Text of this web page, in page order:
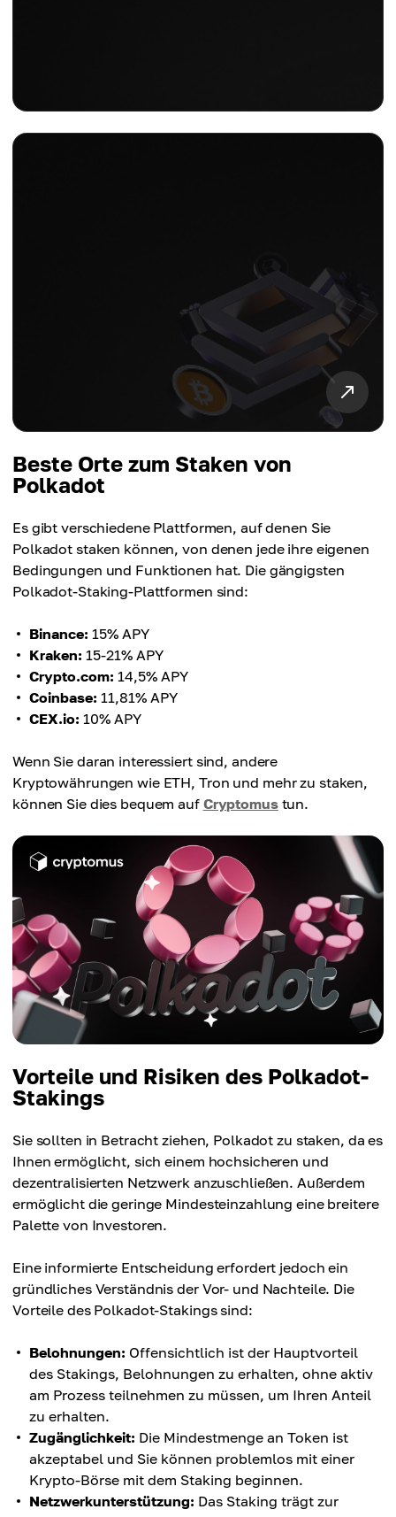
Beste Orte zum Staken von
Polkadot
Es gibt verschiedene Plattformen, auf denen Sie
Polkadot staken können, von denen jede ihre eigenen
Bedingungen und Funktionen hat. Die gängigsten
Polkadot-Staking-Plattformen sind:
Binance: 15% APY
Kraken: 15-21% APY
Crypto.com: 14,5% APY
Coinbase: 11,81% APY
CEX.io: 10% APY
Wenn Sie daran interessiert sind, andere
Kryptowährungen wie ETH, Tron und mehr zu staken,
können Sie dies bequem auf Cryptomustun.
Vorteile und Risiken des Polkadot-
Stakings
Sie sollten in Betracht ziehen, Polkadot zu staken, da es
Ihnen ermöglicht, sich einem hochsicheren und
dezentralisierten Netzwerk anzuschließen. Außerdem
ermöglicht die geringe Mindesteinzahlung eine breitere
Palette von Investoren.
Eine informierte Entscheidung erfordert jedoch ein
gründliches Verständnis der Vor- und Nachteile. Die
Vorteile des Polkadot-Stakings sind:
Belohnungen: Offensichtlich ist der Hauptvorteil
des Stakings, Belohnungen zu erhalten, ohne aktiv
am Prozess teilnehmen zu müssen, um Ihren Anteil
zu erhalten.
Zugänglichkeit: Die Mindestmenge an Token ist
akzeptabel und Sie können problemlos mit einer
Krypto-Börse mit dem Staking beginnen.
Netzwerkunterstützung: Das Staking trägt zur